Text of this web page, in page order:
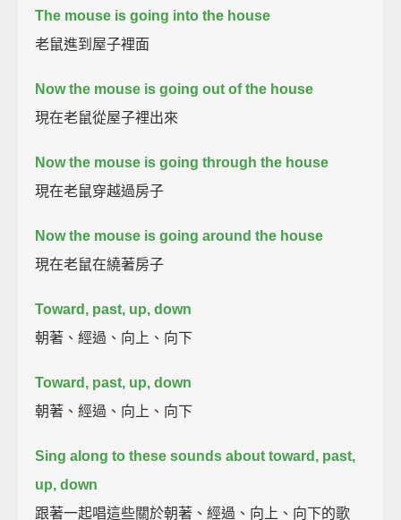
The mouse is going into the house
老鼠進到屋子裡面
Now the mouse is going out of the house
現在老鼠從屋子裡出來
Now the mouse is going through the house
現在老鼠穿越過房子
Now the mouse is going around the house
現在老鼠在繞著房子
Toward, past, up, down
朝著、經過、向上、向下
Toward, past, up, down
朝著、經過、向上、向下
Sing along to these sounds about toward, past,
up, down
跟著一起唱這些關於朝著、經過、向上、向下的歌